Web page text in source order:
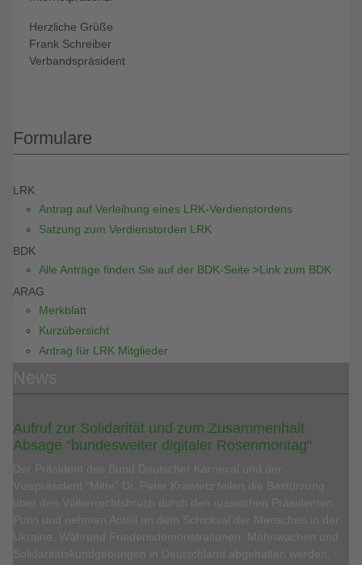
Herzliche Grüße
Frank Schreiber
Verbandspräsident
Formulare
LRK
Antrag auf Verleihung eines LRK-Verdienstordens
Satzung zum Verdienstorden LRK
BDK
Alle Anträge finden Sie auf der BDK-Seite >Link zum BDK
ARAG
Merkblatt
Kurzübersicht
Antrag für LRK Mitglieder
Aufruf zur Solidarität und zum Zusammenhalt
Absage “bundesweiter digitaler Rosenmontag“